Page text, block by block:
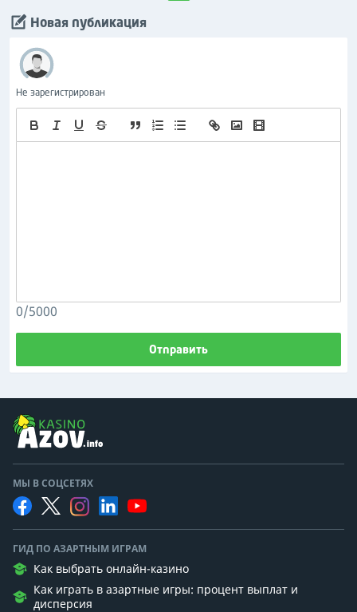
Новая публикация
Не зарегистрирован
0/5000
Отправить
МЫ В СОЦСЕТЯХ
ГИД ПО АЗАРТНЫМ ИГРАМ
Как выбрать онлайн-казино
Как играть в азартные игры: процент выплат и
дисперсия